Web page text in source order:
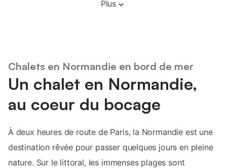
Plus
Chalets en Normandie en bord de mer
Un chalet en Normandie,
au coeur du bocage
À deux heures de route de Paris, la Normandie est une
destination rêvée pour passer quelques jours en pleine
nature. Sur le littoral, les immenses plages sont